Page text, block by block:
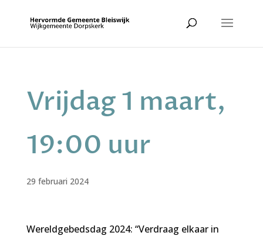
Vrijdag 1 maart,
19:00 uur
29 februari 2024
Wereldgebedsdag 2024: “Verdraag elkaar in